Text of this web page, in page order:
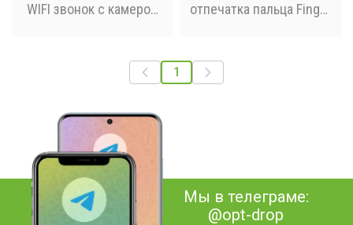
WIFI звонок с камерой
отпечатка пальца Finger
1
Мы в телеграме:
@opt-drop